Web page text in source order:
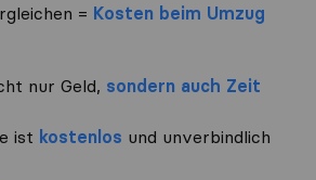
= Kosten beim Umzug
nur Geld, sondern auch Zeit
ist kostenlos und unverbindlich